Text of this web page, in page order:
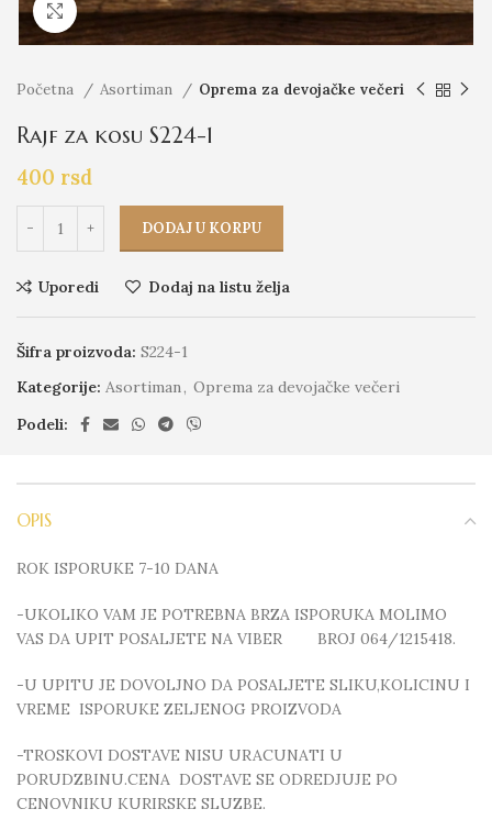
Click to enlarge
Početna Asortiman Oprema za devojačke večeri
Rajf za kosu S224-1
400 rsd
DODAJ U KORPU
Uporedi Dodaj na listu želja
Šifra proizvoda: S224-1
Kategorije: Asortiman, Oprema za devojačke večeri
Podeli:
OPIS
ROK ISPORUKE 7-10 DANA
-UKOLIKO VAM JE POTREBNA BRZA ISPORUKA MOLIMO
VAS DA UPIT POSALJETE NA VIBER BROJ 064/1215418.
-U UPITU JE DOVOLJNO DA POSALJETE SLIKU,KOLICINU I
VREME ISPORUKE ZELJENOG PROIZVODA
-TROSKOVI DOSTAVE NISU URACUNATI U
PORUDZBINU.CENA DOSTAVE SE ODREDJUJE PO
CENOVNIKU KURIRSKE SLUZBE.